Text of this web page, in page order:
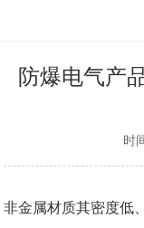
防爆电气产
时
非金属材质其密度低